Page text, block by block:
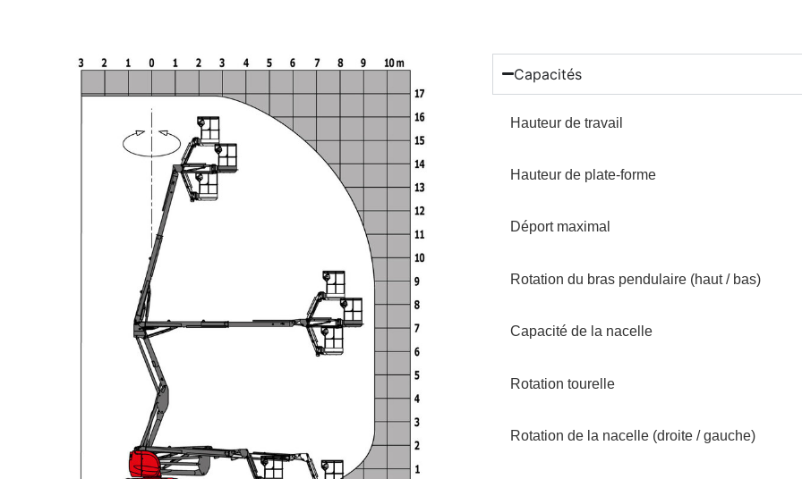
Capacités
Hauteur de travail
Hauteur de plate-forme
Déport maximal
Rotation du bras pendulaire (haut / bas)
Capacité de la nacelle
Rotation tourelle
Rotation de la nacelle (droite / gauche)